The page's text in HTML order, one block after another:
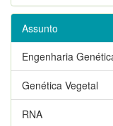
Assunto
Engenharia
Genética Vegetal
RNA